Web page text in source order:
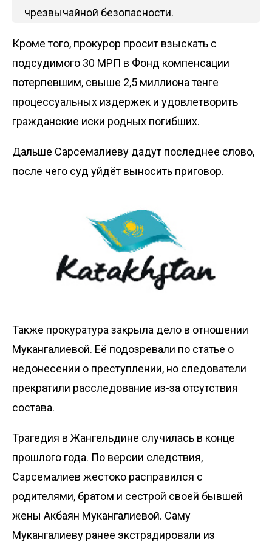
чрезвычайной безопасности.
Кроме того, прокурор просит взыскать с
подсудимого 30 МРП в Фонд компенсации
потерпевшим, свыше 2,5 миллиона тенге
процессуальных издержек и удовлетворить
гражданские иски родных погибших.
Дальше Сарсемалиеву дадут последнее слово,
после чего суд уйдёт выносить приговор.
Также прокуратура закрыла дело в отношении
Мукангалиевой. Её подозревали по статье о
недонесении о преступлении, но следователи
прекратили расследование из-за отсутствия
состава.
Трагедия в Жангельдине случилась в конце
прошлого года. По версии следствия,
Сарсемалиев жестоко расправился с
родителями, братом и сестрой своей бывшей
жены Акбаян Мукангалиевой. Саму
Мукангалиеву ранее экстрадировали из